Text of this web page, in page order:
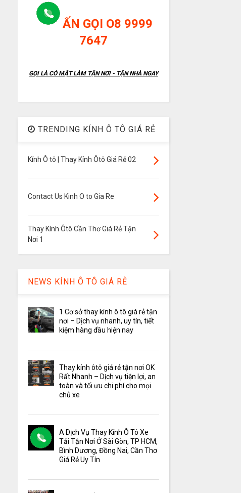
ẤN GỌI O8 9999
7647
GỌI LÀ CÓ MẶT LÀM TẬN NƠI - TẬN NHÀ NGAY
TRENDING KÍNH Ô TÔ GIÁ RẺ
Kính Ô tô | Thay Kính Ôtô Giá Rẻ 02
Contact Us Kinh O to Gia Re
Thay Kính Ôtô Cần Thơ Giá Rẻ Tận
Nơi 1
NEWS KÍNH Ô TÔ GIÁ RẺ
1 Cơ sở thay kính ô tô giá rẻ tận
nơi – Dịch vụ nhanh, uy tín, tiết
kiệm hàng đầu hiện nay
Thay kính ôtô giá rẻ tận nơi OK
Rất Nhanh – Dịch vụ tiện lợi, an
toàn và tối ưu chi phí cho mọi
chủ xe
A Dịch Vụ Thay Kính Ô Tô Xe
Tải Tận Nơi Ở Sài Gòn, TP HCM,
Bình Dương, Đồng Nai, Cần Thơ
Giá Rẻ Uy Tín